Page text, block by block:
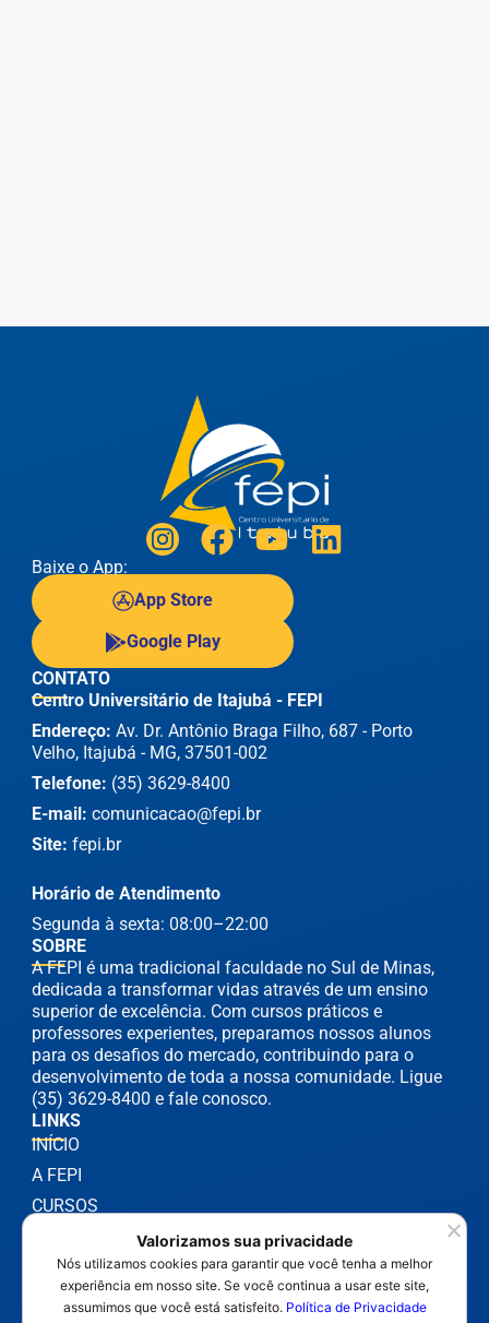
Baixe o App:
App Store
Google Play
SOBRE
A FEPI é uma tradicional faculdade no Sul de Minas,
dedicada a transformar vidas através de um ensino
superior de excelência. Com cursos práticos e
professores experientes, preparamos nossos alunos
para os desafios do mercado, contribuindo para o
desenvolvimento de toda a nossa comunidade. Ligue
(35) 3629-8400 e fale conosco.
LINKS
INÍCIO
A FEPI
CURSOS
CONTATO
Centro Universitário de Itajubá - FEPI
Endereço: Av. Dr. Antônio Braga Filho, 687 - Porto
Velho, Itajubá - MG, 37501-002
Telefone: (35) 3629-8400
E-mail: comunicacao@fepi.br
Site: fepi.br
Horário de Atendimento
Segunda à sexta: 08:00–22:00
Valorizamos sua privacidade
Nós utilizamos cookies para garantir que você tenha a melhor
experiência em nosso site. Se você continua a usar este site,
assumimos que você está satisfeito. Política de Privacidade